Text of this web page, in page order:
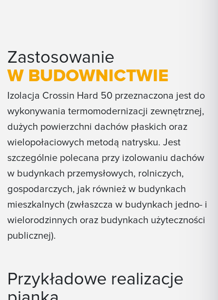
Zastosowanie
W BUDOWNICTWIE
Izolacja Crossin Hard 50 przeznaczona jest do
wykonywania termomodernizacji zewnętrznej,
dużych powierzchni dachów płaskich oraz
wielopołaciowych metodą natrysku. Jest
szczególnie polecana przy izolowaniu dachów
w budynkach przemysłowych, rolniczych,
gospodarczych, jak również w budynkach
mieszkalnych (zwłaszcza w budynkach jedno- i
wielorodzinnych oraz budynkach użyteczności
publicznej).
Przykładowe realizacje